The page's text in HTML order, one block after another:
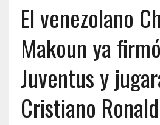
El venezolano
Makoun ya
Juventus y
Cristiano